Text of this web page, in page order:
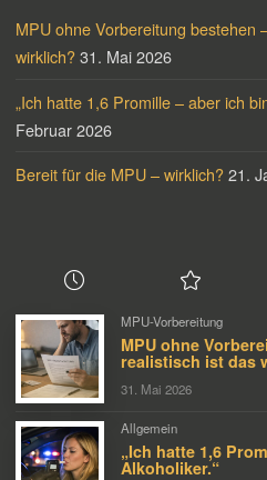
MPU ohne Vorbereitung bestehen
wirklich? 31. Mai 2026
„Ich hatte 1,6 Promille – aber ich
Februar 2026
Bereit für die MPU – wirklich? 21.
MPU-Vorbereitung
MPU ohne
realistisch ist das
31. Mai 2026
Allgemein
„Ich hatte 1,6
Alkoholiker.“